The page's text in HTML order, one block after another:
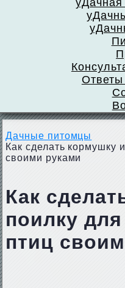
уДачная
Дачные питомцы
Как сделать кормушку
своими руками
Как
поилку
птиц